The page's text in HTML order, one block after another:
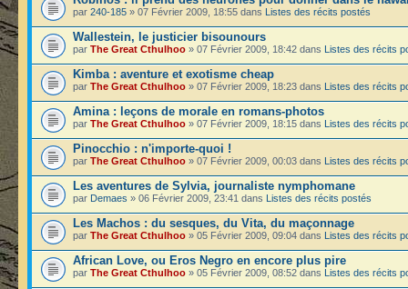
par 240-185 » 07 Février 2009, 18:55 dans Listes des récits postés
Wallestein, le justicier bisounours
par The Great Cthulhoo » 07 Février 2009, 18:42 dans Listes des récits
Kimba : aventure et exotisme cheap
par The Great Cthulhoo » 07 Février 2009, 18:23 dans Listes des récits
Amina : leçons de morale en romans-photos
par The Great Cthulhoo » 07 Février 2009, 18:15 dans Listes des récits
Pinocchio : n'importe-quoi !
par The Great Cthulhoo » 07 Février 2009, 00:03 dans Listes des récits
Les aventures de Sylvia, journaliste nymphomane
par Demaes » 06 Février 2009, 23:41 dans Listes des récits postés
Les Machos : du sesques, du Vita, du maçonnage
par The Great Cthulhoo » 05 Février 2009, 09:04 dans Listes des récits
African Love, ou Eros Negro en encore plus pire
par The Great Cthulhoo » 05 Février 2009, 08:52 dans Listes des récits